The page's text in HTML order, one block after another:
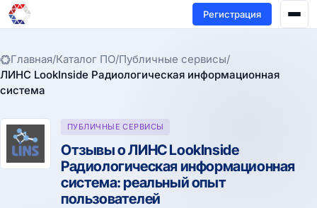
Регистрация
Главная/Каталог ПО/Публичные сервисы/
ЛИНС LookInside Радиологическая информационная
система
ПУБЛИЧНЫЕ СЕРВИСЫ
Отзывы о ЛИНС LookInside
Радиологическая информационная
система: реальный опыт
пользователей